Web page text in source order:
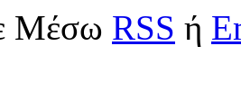
Μέσω RSS ή